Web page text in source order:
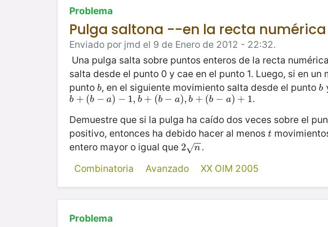
Problema
Pulga saltona --en la recta numérica
Enviado por jmd el 9 de Enero de 2012 - 22:32.
Una pulga salta sobre puntos enteros de la recta
salta desde el punto 0 y cae en el punto 1. Luego, si en
punto b
b, en el siguiente movimiento salta desde el puntob
b
b + (b − a) − 1, b + (b − a), b + (b − a) + 1.
b +( b− a) −1 b+(b−a ,b +( b−a) +1.
Demuestre que si la pulga ha caído dos veces sobre el
positivo, entonces ha debido hacer al menos t
t
entero mayor o igual que 2 n
−
−
√
2n
.
Combinatoria
Avanzado XX OIM 2005
Problema